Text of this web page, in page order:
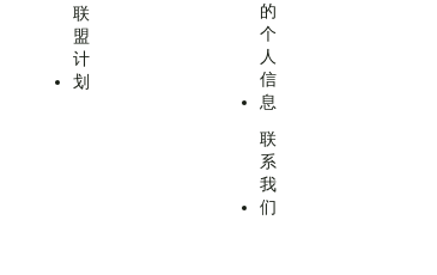
联
盟
计
划
的
个
人
信
息
联
系
我
们